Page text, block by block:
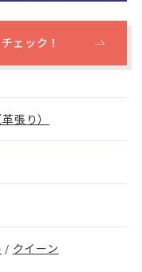
ェック！
張り）
/ クイーン